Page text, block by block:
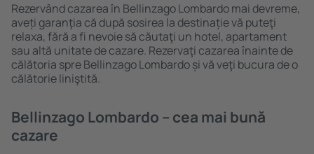
Rezervând cazarea în Bellinzago Lombardo mai devreme,
aveți garanţia că după sosirea la destinație vă puteţi
relaxa, fără a fi nevoie să căutaţi un hotel, apartament
sau altă unitate de cazare. Rezervaţi cazarea înainte de
călătoria spre Bellinzago Lombardo și vă veţi bucura de o
călătorie liniştită.
Bellinzago Lombardo – cea mai bună
cazare